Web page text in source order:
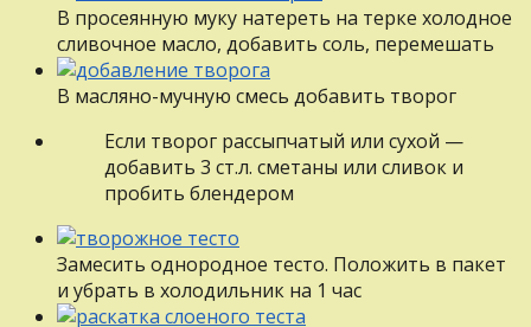
В просеянную муку натереть на терке холодное
сливочное масло, добавить соль, перемешать
В масляно-мучную смесь добавить творог
Если творог рассыпчатый или сухой —
добавить 3 ст.л. сметаны или сливок и
пробить блендером
Замесить однородное тесто. Положить в пакет
и убрать в холодильник на 1 час